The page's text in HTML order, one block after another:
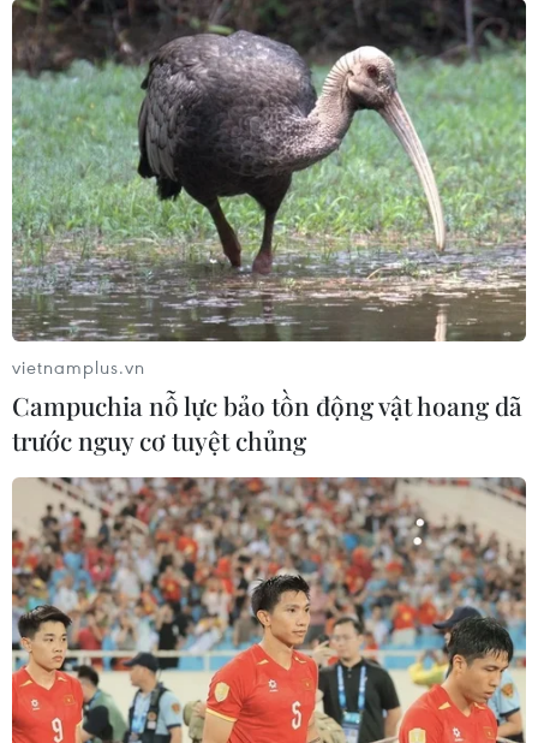
vietnamplus.vn
Campuchia nỗ lực bảo tồn động vật hoang dã
trước nguy cơ tuyệt chủng